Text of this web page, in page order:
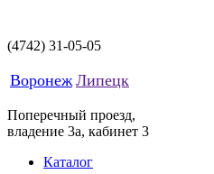
(4742) 31-05-05
Воронеж Липецк
Поперечный проезд,
владение 3а, кабинет 3
Каталог